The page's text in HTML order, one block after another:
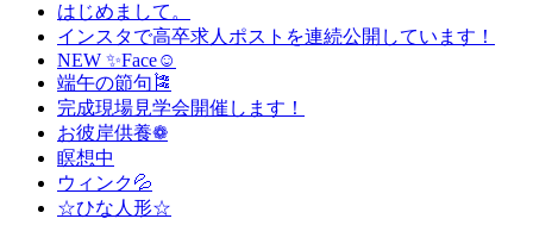
はじめまして。
インスタで高卒求人ポストを連続公開しています！
NEW ✨Face☺
端午の節句🎏
完成現場見学会開催します！
お彼岸供養❁
瞑想中
ウィンク💦
☆ひな人形☆